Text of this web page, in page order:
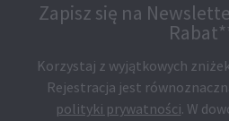
Zapisz się na
Korzystaj z wyjątkowych
Rejestracja jest
polityki prywatności. W